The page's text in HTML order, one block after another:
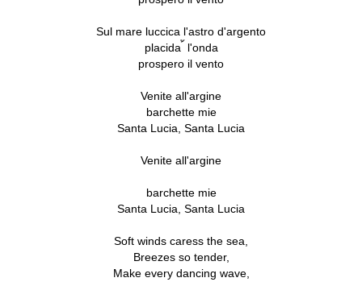
Sul mare luccica l'astro d'argento
placida ้ l'onda
prospero il vento
Venite all'argine
barchette mie
Santa Lucia, Santa Lucia
Venite all'argine
barchette mie
Santa Lucia, Santa Lucia
Soft winds caress the sea,
Breezes so tender,
Make every dancing wave,